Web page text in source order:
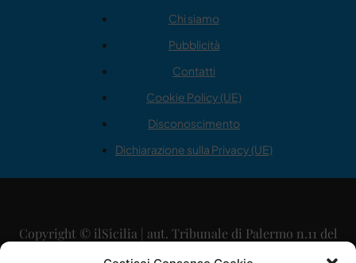
Chi siamo
Pubblicità
Contatti
Cookie Policy (UE)
Disconoscimento
Dichiarazione sulla Privacy (UE)
Copyright © ilSicilia | aut. Tribunale di Palermo n.11 del
29/09/2015